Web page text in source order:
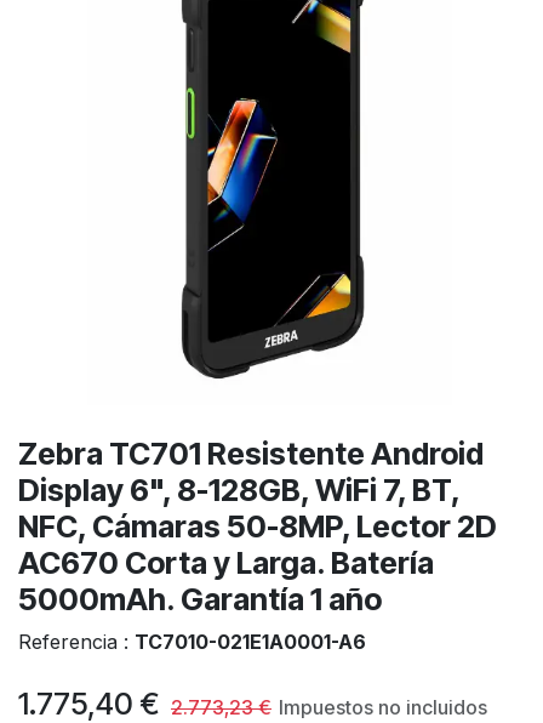
Zebra TC701 Resistente Android
Display 6", 8-128GB, WiFi 7, BT,
NFC, Cámaras 50-8MP, Lector 2D
AC670 Corta y Larga. Batería
5000mAh. Garantía 1 año
Referencia : TC7010-021E1A0001-A6
1.775,40 € 2.773,23€ Impuestos no incluidos